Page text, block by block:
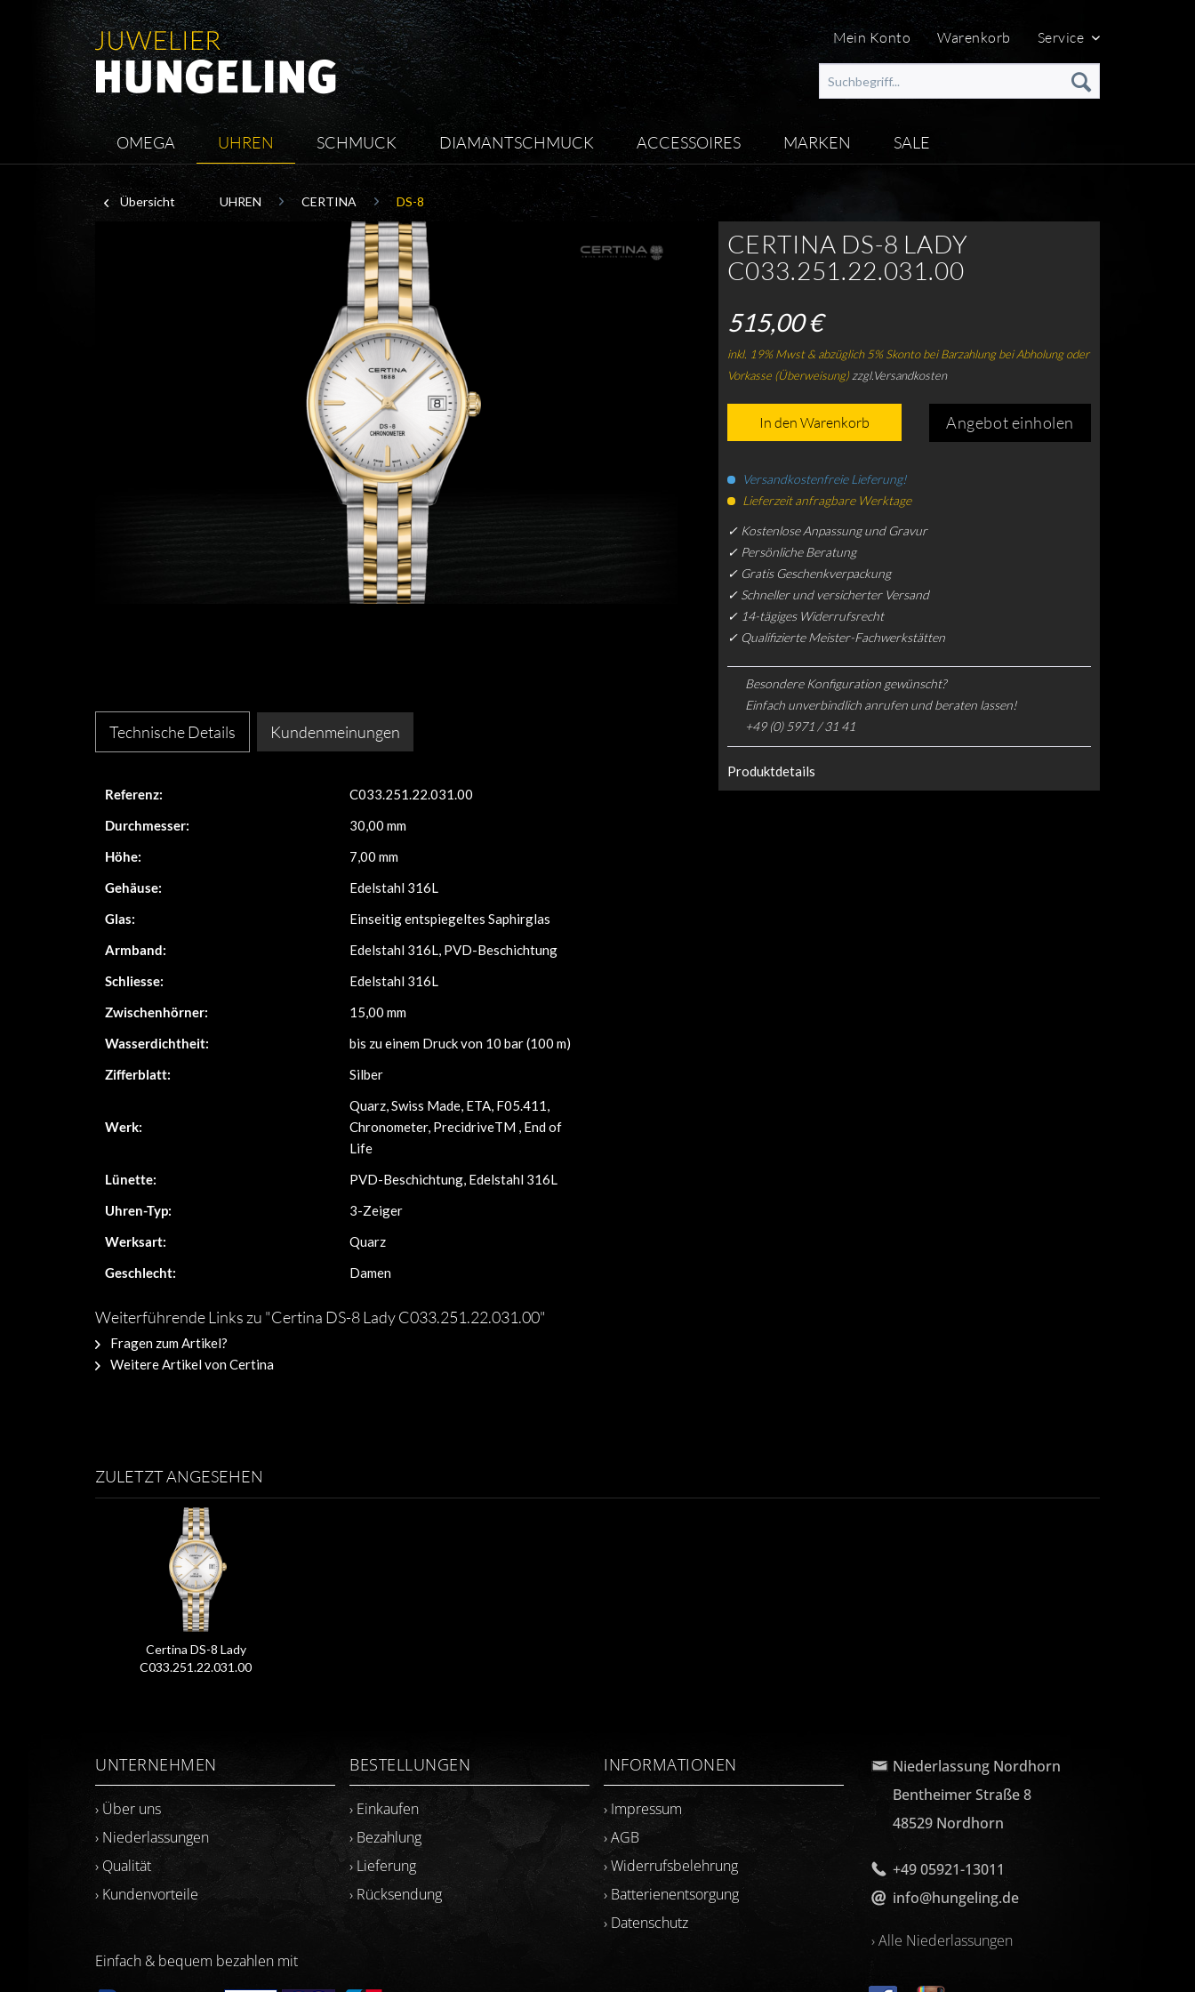
Mein Konto Warenkorb Service
OMEGA UHREN SCHMUCK DIAMANTSCHMUCK ACCESSOIRES MARKEN SALE
Übersicht UHREN CERTINA DS-8
CERTINA DS-8 LADY
C033.251.22.031.00
515,00 €
inkl. 19% Mwst & abzüglich 5% Skonto bei Barzahlung bei Abholung oder
Vorkasse (Überweisung)zzgl.Versandkosten
Angebot einholen
In den Warenkorb
Versandkostenfreie Lieferung!
Lieferzeit anfragbare Werktage
✓ Kostenlose Anpassung und Gravur
✓ Persönliche Beratung
✓ Gratis Geschenkverpackung
✓ Schneller und versicherter Versand
✓ 14-tägiges Widerrufsrecht
✓ Qualifizierte Meister-Fachwerkstätten
Besondere Konfiguration gewünscht?
Einfach unverbindlich anrufen und beraten lassen!
+49 (0) 5971 / 31 41
Produktdetails
Technische Details Kundenmeinungen
Referenz:
C033.251.22.031.00
Durchmesser:
30,00 mm
Höhe:
7,00 mm
Gehäuse:
Edelstahl 316L
Glas:
Einseitig entspiegeltes Saphirglas
Armband:
Edelstahl 316L, PVD-Beschichtung
Schliesse:
Edelstahl 316L
Zwischenhörner:
15,00 mm
Wasserdichtheit:
bis zu einem Druck von 10 bar (100 m)
Zifferblatt:
Silber
Werk:
Quarz, Swiss Made, ETA, F05.411,
Chronometer, PrecidriveTM , End of
Life
Lünette:
PVD-Beschichtung, Edelstahl 316L
Uhren-Typ:
3-Zeiger
Werksart:
Quarz
Geschlecht:
Damen
Weiterführende Links zu "Certina DS-8 Lady C033.251.22.031.00"
Fragen zum Artikel?
Weitere Artikel von Certina
ZULETZT ANGESEHEN
Certina DS-8 Lady
C033.251.22.031.00
UNTERNEHMEN
› Über uns
› Niederlassungen
› Qualität
› Kundenvorteile
BESTELLUNGEN
› Einkaufen
› Bezahlung
› Lieferung
› Rücksendung
INFORMATIONEN
› Impressum
› AGB
› Widerrufsbelehrung
› Batterienentsorgung
› Datenschutz
Niederlassung Nordhorn
Bentheimer Straße 8
48529 Nordhorn
+49 05921-13011
info@hungeling.de
› Alle Niederlassungen
Einfach & bequem bezahlen mit